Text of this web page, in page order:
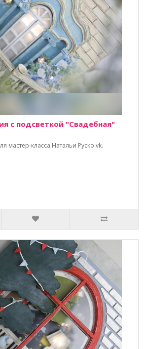
с подсветкой "Свадебная"
мастер-класса Натальи Руско vk.